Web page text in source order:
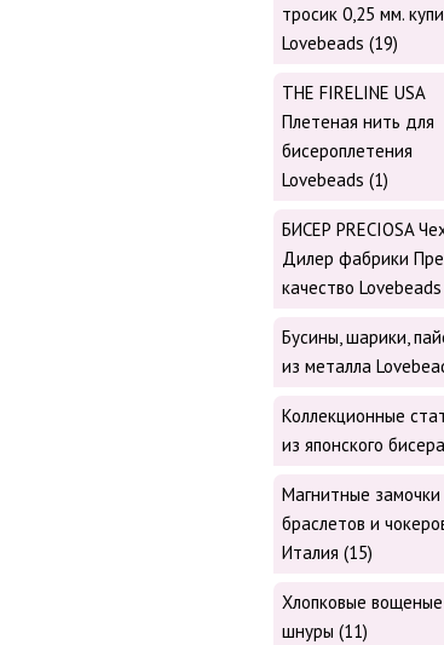
тросик 0,25 мм.
Lovebeads (19)
THE FIRELINE USA
Плетеная нить для
бисероплетения
Lovebeads (1)
БИСЕР PRECIOSA
Дилер фабрики
качество
Бусины, шарики,
из металла
Коллекционные
из японского
Магнитные замочки
браслетов и
Италия (15)
Хлопковые вощеные
шнуры (11)